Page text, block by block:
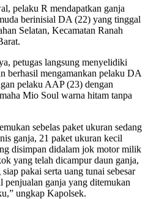
pelaku R mendapatkan ganja
berinisial DA (22) yang tinggal
Selatan, Kecamatan Ranah
petugas langsung menyelidiki
berhasil mengamankan pelaku DA
pelaku AAP (23) dengan
Mio Soul warna hitam tanpa
sebelas paket ukuran sedang
ganja, 21 paket ukuran kecil
disimpan didalam jok motor milik
yang telah dicampur daun ganja,
pakai serta uang tunai sebesar
ganja yang ditemukan
ungkap Kapolsek.